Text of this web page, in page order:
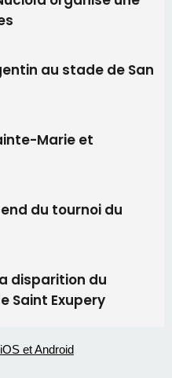
du tournoi du
disparition du
Exupery
Miss Corse 2026
pas avant 2081
évacué en urgence
les restaurants